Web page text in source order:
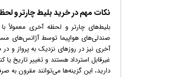
نکات مهم در خرید بلیط چارتر و
بلیط‌های چارتر و لحظه آخری معمولاً
صندلی‌های هواپیما توسط آژانس‌های
آخری نیز در روزهای نزدیک به پرواز و
غیرقابل استرداد هستند و تغییر تاریخ
دارید، این گزینه‌ها می‌توانند مقرون به